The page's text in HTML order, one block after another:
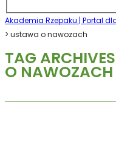
Akademia Rzepaku | Portal
> ustawa o nawozach
TAG
O NAWOZACH